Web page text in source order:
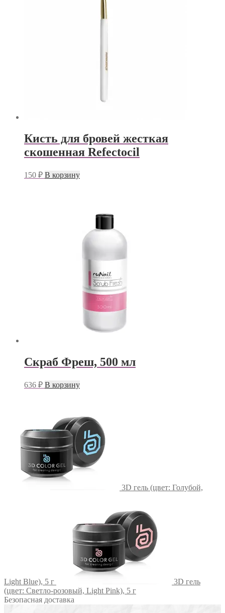
Кисть для бровей жесткая
скошенная Refectocil
150 ₽ В корзину
Скраб Фреш, 500 мл
636 ₽ В корзину
3D гель (цвет: Голубой,
Light Blue), 5 г
3D гель
(цвет: Светло-розовый, Light Pink), 5 г
Безопасная доставка